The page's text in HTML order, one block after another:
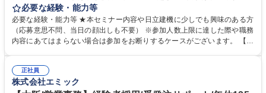
地域情報を中心としたWEBセミナーを実施します。地域情報、福利厚生情
報等をお伝えします。 【セミナー内容】■地域説明、周辺施設情報を中心
にお伝えし、住宅相場や実際に社員がどの地域に住んでどのような生活を
しているのかについてもお伝えします。日立建機には借上げ部屋制度、住
参加時のお顔出しも不要です。ぜひ、お気軽にエントリーください。 募集
職種 【9/2(水)19:00開催】応募意思不問WEBセミナー/総合職★8/26応募
必要な経験・能力等
必要な経験・能力等 ★本セミナー内容や日立建機に少しでも興味のある方
（応募意思不問、当日の顔出しも不要） ※参加人数上限に達した際や職務
内容にあてはまらない場合は参加をお断りするケースがございます。 【主
格：正社員
株式会社エミック